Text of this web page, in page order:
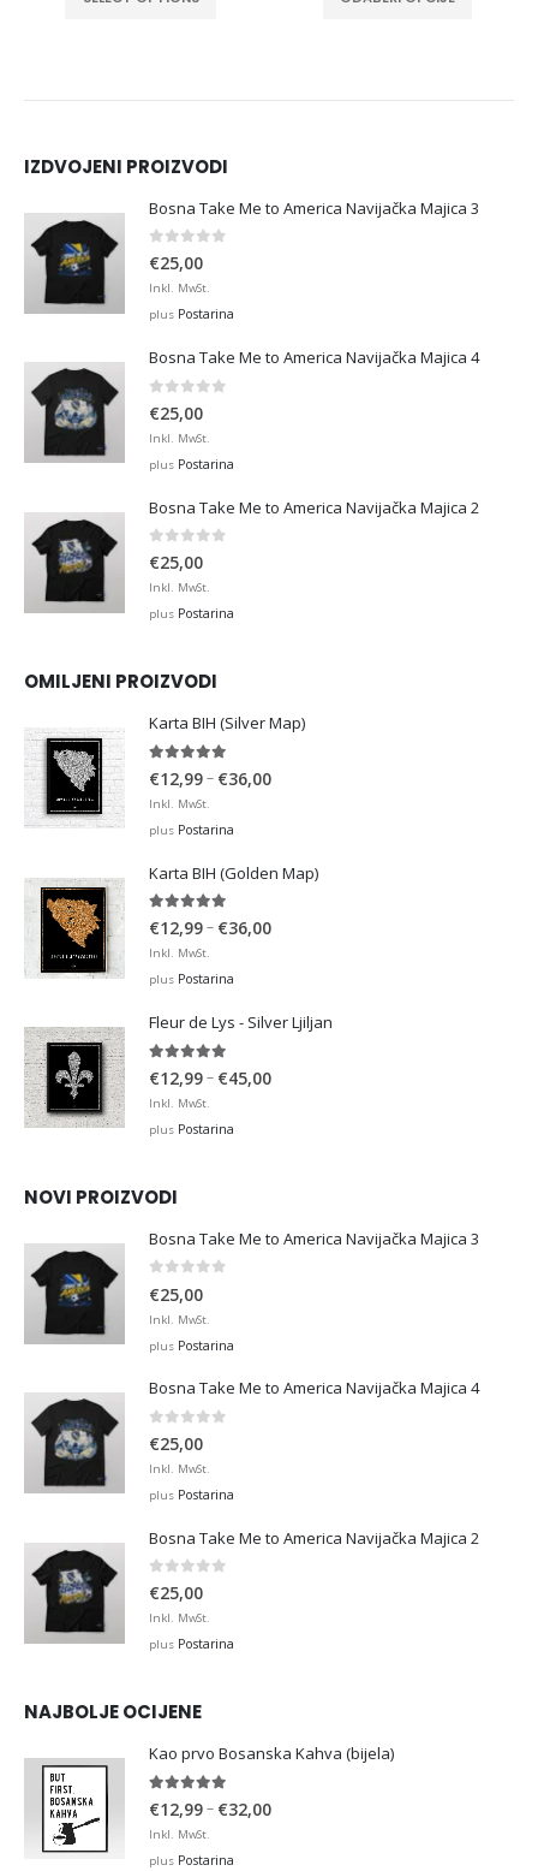
IZDVOJENI PROIZVODI
Bosna Take Me to America Navijačka Majica 3
0 out of 5
€25,00
Inkl. MwSt.
plus Postarina
Bosna Take Me to America Navijačka Majica 4
0 out of 5
€25,00
Inkl. MwSt.
plus Postarina
Bosna Take Me to America Navijačka Majica 2
0 out of 5
€25,00
Inkl. MwSt.
plus Postarina
OMILJENI PROIZVODI
Karta BIH (Silver Map)
4.95out of 5
€12,99– €36,00Price
€36,00
Inkl. MwSt.
plus Postarina
Karta BIH (Golden Map)
4.93out of 5
€12,99– €36,00Price
€36,00
Inkl. MwSt.
plus Postarina
Fleur de Lys - Silver Ljiljan
4.88out of 5
€12,99– €45,00Price
Inkl. MwSt.
plus Postarina
NOVI PROIZVODI
Bosna Take Me to America Navijačka Majica 3
€25,00
Inkl. MwSt.
plus Postarina
Bosna Take Me to America Navijačka Majica 4
0 out of 5
€25,00
Inkl. MwSt.
plus Postarina
Bosna Take Me to America Navijačka Majica 2
0 out of 5
€25,00
Inkl. MwSt.
plus Postarina
NAJBOLJE OCIJENE
Kao prvo Bosanska Kahva (bijela)
5.00out of 5
€12,99– €32,00Price
Inkl. MwSt.
plus Postarina